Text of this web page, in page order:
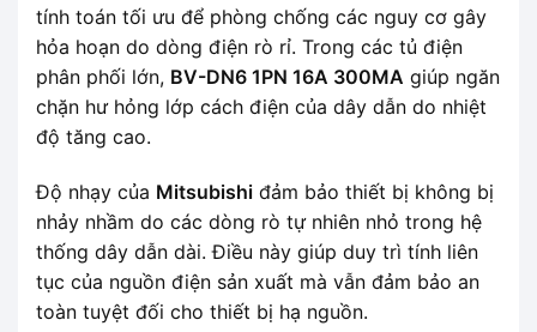
tính toán tối ưu để phòng chống các nguy cơ gây
hỏa hoạn do dòng điện rò rỉ. Trong các tủ điện
phân phối lớn, BV-DN6 1PN 16A 300MA giúp ngăn
chặn hư hỏng lớp cách điện của dây dẫn do nhiệt
độ tăng cao.
Độ nhạy của Mitsubishi đảm bảo thiết bị không bị
nhảy nhầm do các dòng rò tự nhiên nhỏ trong hệ
thống dây dẫn dài. Điều này giúp duy trì tính liên
tục của nguồn điện sản xuất mà vẫn đảm bảo an
toàn tuyệt đối cho thiết bị hạ nguồn.